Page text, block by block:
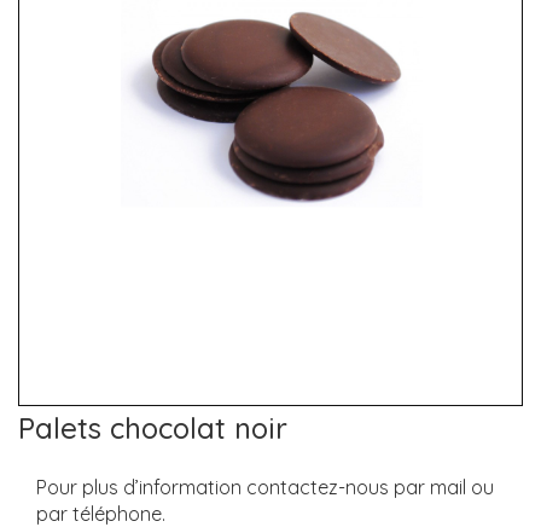
Palets chocolat noir
Pour plus d’information contactez-nous par mail ou
par téléphone.